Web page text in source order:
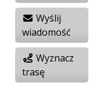
Wyślij
wiadomość
Wyznacz
trasę